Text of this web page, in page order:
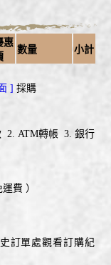
惠
數量 小計
] 採購
2. ATM轉帳 3. 銀行
費 ）
訂單處觀看訂購紀